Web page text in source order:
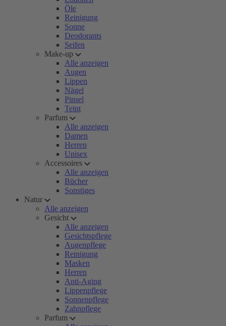
Öle
Reinigung
Sonne
Deodorants
Seifen
Make-up
Alle anzeigen
Augen
Lippen
Nägel
Pinsel
Teint
Parfum
Alle anzeigen
Damen
Herren
Unisex
Accessoires
Alle anzeigen
Bücher
Sonstiges
Natur
Alle anzeigen
Gesicht
Alle anzeigen
Gesichtspflege
Augenpflege
Reinigung
Masken
Herren
Anti-Aging
Lippenpflege
Sonnenpflege
Zahnpflege
Parfum